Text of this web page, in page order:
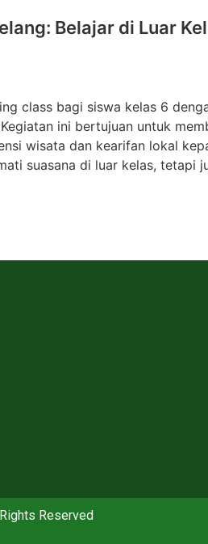
Belajar di Luar
class bagi siswa kelas 6
ini bertujuan untuk
wisata dan kearifan lokal
suasana di luar kelas, tetapi
Reserved